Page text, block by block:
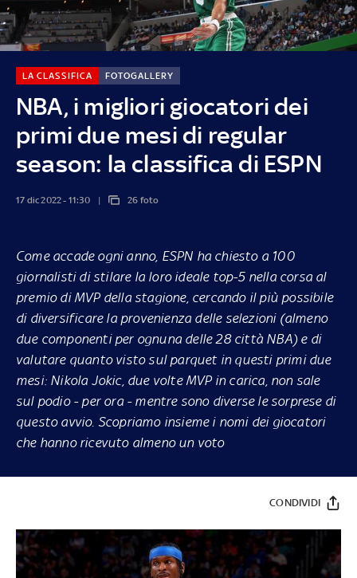
NBA, i migliori giocatori dei
primi due mesi di regular
season: la classifica di ESPN
LA CLASSIFICA FOTOGALLERY
17 dic 2022 - 11:30 26 foto
Come accade ogni anno, ESPN ha chiesto a 100
giornalisti di stilare la loro ideale top-5 nella corsa al
premio di MVP della stagione, cercando il più possibile
di diversificare la provenienza delle selezioni (almeno
due componenti per ognuna delle 28 città NBA) e di
valutare quanto visto sul parquet in questi primi due
mesi: Nikola Jokic, due volte MVP in carica, non sale
sul podio - per ora - mentre sono diverse le sorprese di
questo avvio. Scopriamo insieme i nomi dei giocatori
che hanno ricevuto almeno un voto
CONDIVIDI